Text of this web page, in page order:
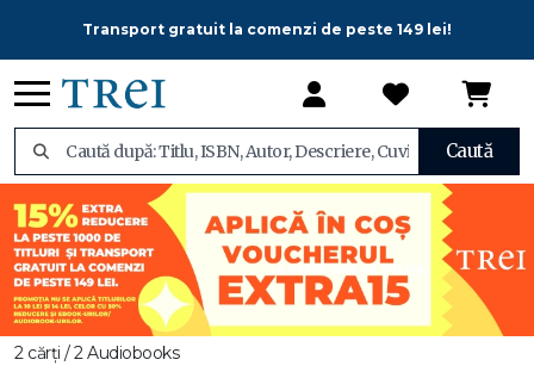
Transport gratuit la comenzi de peste 149 lei!
Caută
2 cărți / 2 Audiobooks